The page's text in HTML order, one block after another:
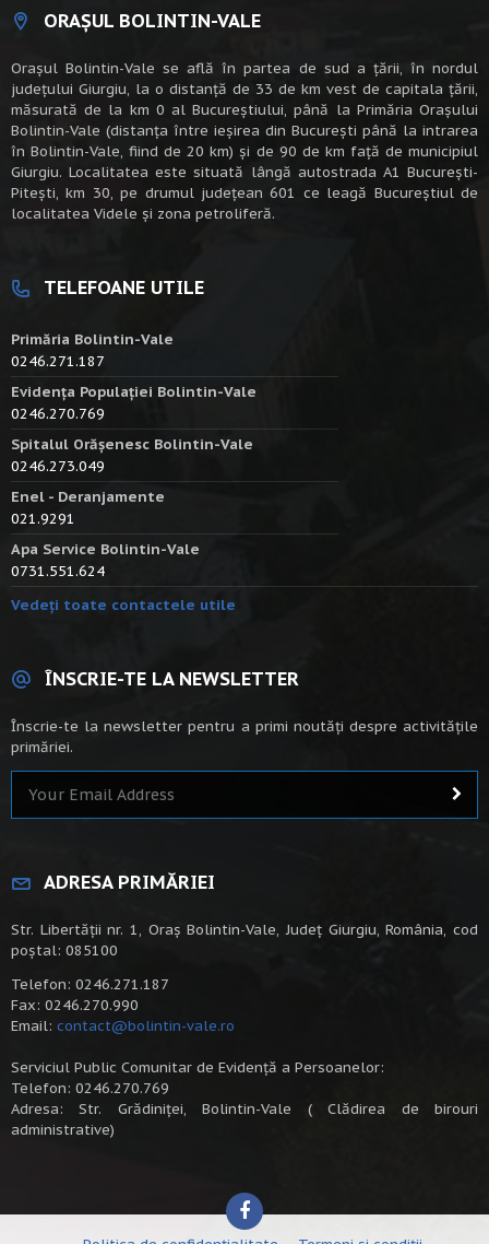
ORAȘUL BOLINTIN-VALE
Oraşul Bolintin-Vale se află în partea de sud a ţării, în nordul
judeţului Giurgiu, la o distanţă de 33 de km vest de capitala țării,
măsurată de la km 0 al Bucureștiului, până la Primăria Orașului
Bolintin-Vale (distanța între ieșirea din București până la intrarea
în Bolintin-Vale, fiind de 20 km) şi de 90 de km faţă de municipiul
Giurgiu. Localitatea este situată lângă autostrada A1 Bucureşti-
Piteşti, km 30, pe drumul judeţean 601 ce leagă Bucureştiul de
localitatea Videle şi zona petroliferă.
TELEFOANE UTILE
Primăria Bolintin-Vale
0246.271.187
Evidența Populației Bolintin-Vale
0246.270.769
Spitalul Orășenesc Bolintin-Vale
0246.273.049
Enel - Deranjamente
021.9291
Apa Service Bolintin-Vale
0731.551.624
Vedeți toate contactele utile
ÎNSCRIE-TE LA NEWSLETTER
Înscrie-te la newsletter pentru a primi noutăți despre activitățile
primăriei.
ADRESA PRIMĂRIEI
Str. Libertății nr. 1, Oraș Bolintin-Vale, Județ Giurgiu, România, cod
poștal: 085100
Telefon: 0246.271.187
Fax: 0246.270.990
Email: contact@bolintin-vale.ro
Serviciul Public Comunitar de Evidență a Persoanelor:
Telefon: 0246.270.769
Adresa: Str. Grădiniței, Bolintin-Vale ( Clădirea de birouri
administrative)